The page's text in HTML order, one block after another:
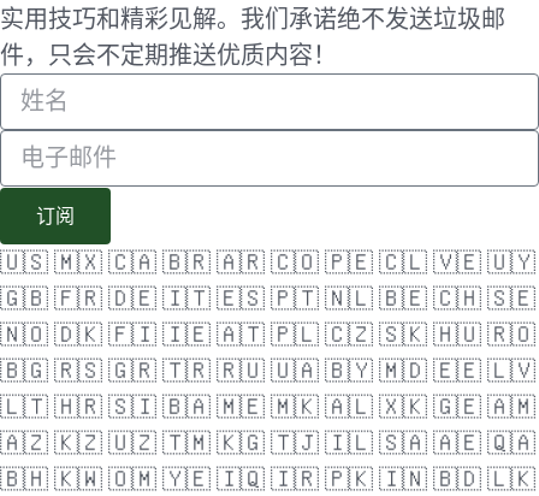
实用技巧和精彩见解。我们承诺绝不发送垃圾邮
件，只会不定期推送优质内容！
订阅
🇺🇸🇲🇽🇨🇦🇧🇷🇦🇷🇨🇴🇵🇪🇨🇱🇻🇪🇺🇾
🇬🇧🇫🇷🇩🇪🇮🇹🇪🇸🇵🇹🇳🇱🇧🇪🇨🇭🇸🇪
🇳🇴🇩🇰🇫🇮🇮🇪🇦🇹🇵🇱🇨🇿🇸🇰🇭🇺🇷🇴
🇧🇬🇷🇸🇬🇷🇹🇷🇷🇺🇺🇦🇧🇾🇲🇩🇪🇪🇱🇻
🇱🇹🇭🇷🇸🇮🇧🇦🇲🇪🇲🇰🇦🇱🇽🇰🇬🇪🇦🇲
🇦🇿🇰🇿🇺🇿🇹🇲🇰🇬🇹🇯🇮🇱🇸🇦🇦🇪🇶🇦
🇧🇭🇰🇼🇴🇲🇾🇪🇮🇶🇮🇷🇵🇰🇮🇳🇧🇩🇱🇰